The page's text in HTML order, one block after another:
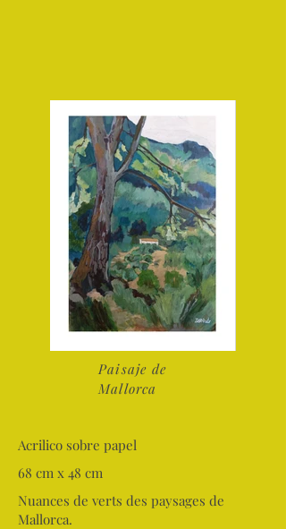
Paisaje de
Mallorca
Acrilico sobre papel
68 cm x 48 cm
Nuances de verts des paysages de
Mallorca.